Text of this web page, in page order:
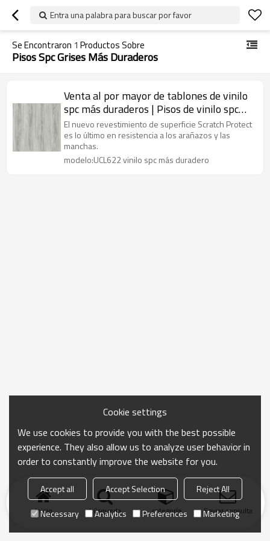
Entra una palabra para buscar por favor
Se Encontraron 1 Productos Sobre
Pisos Spc Grises Más Duraderos
Venta al por mayor de tablones de vinilo
spc más duraderos | Pisos de vinilo spc
con apariencia de madera de 5 mm y 6
mm | Pisos de clic spc en el baño
El nuevo revestimiento de superficie Scratch Protect
es lo último en resistencia a los arañazos y las
manchas.
modelo:UCL622 vinilo spc más duradero
Inicio búsqueda categoría Enviar consulta
Cookie settings
We use cookies to provide you with the best possible
experience. They also allow us to analyze user behavior in
order to constantly improve the website for you.
Accept all Accept Selection
Reject All
Necessary
Analytics Preferences Marketing